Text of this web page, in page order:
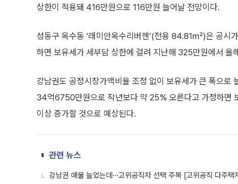
상한이 적용돼 416만원으로 116만원 늘어날 전망이다.
성동구 옥수동 ‘래미안옥수리버젠’(전용 84.81㎡)은 공
하면 보유세가 세부담 상한에 걸려 지난해 325만원에서
강남권도 공정시장가액비율 조정 없이 보유세가 큰 폭으로
34억6750만원으로 작년보다 약 25% 오른다고 가정하면
이상 증가할 것으로 예상된다.
관련 뉴스
강남권 매물 늘었는데⋯고위공직자 선택 주목 [고위공직 다주